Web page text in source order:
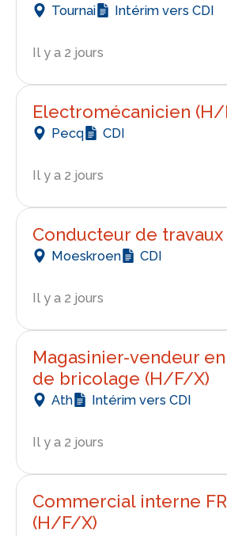
Tournai Intérim vers CDI
Il y a 2 jours
Electromécanicien
Pecq CDI
Il y a 2 jours
Conducteur de
Moeskroen CDI
Il y a 2 jours
Magasinier-vendeur
de bricolage (H/F/X)
Ath Intérim vers CDI
Il y a 2 jours
Commercial interne
(H/F/X)